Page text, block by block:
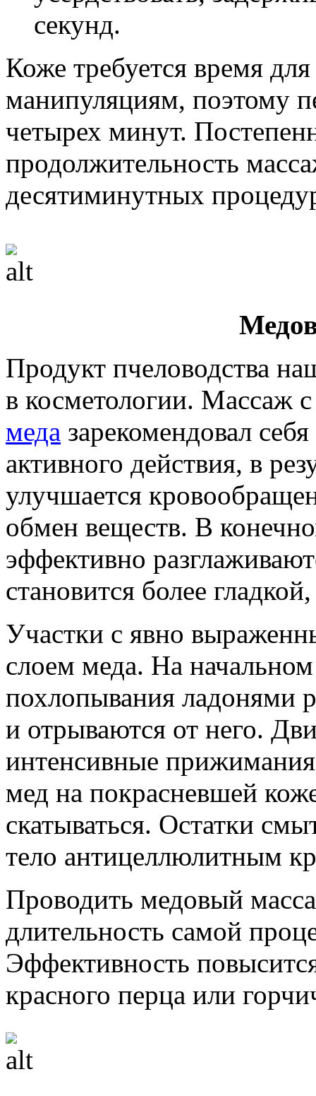
секунд.
Коже требуется время
манипуляциям, поэтому
четырех минут.
продолжительность
десятиминутных
Продукт пчеловодства
в косметологии. Массаж
меда зарекомендовал
активного действия, в
улучшается
обмен веществ. В
эффективно
становится более
Участки с явно
слоем меда. На
похлопывания ладонями
и отрываются от него.
интенсивные
мед на покрасневшей
скатываться. Остатки
тело антицеллюлитным
Проводить медовый
длительность самой
Эффективность
красного перца или